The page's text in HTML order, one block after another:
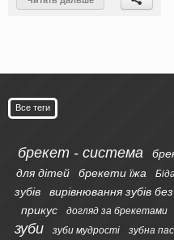
Все теги
брекет - система
для дітей брекети їжа
зубів
вирівнювання зубів
прикус
догляд за брекетами
зуби зуби мудрості зубна